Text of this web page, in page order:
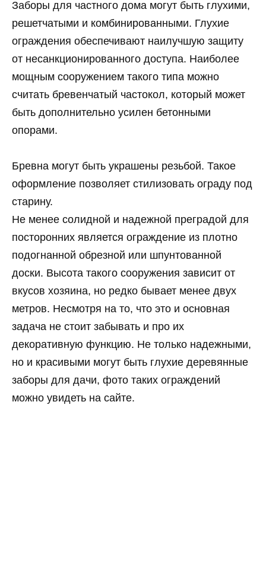
Заборы для частного дома могут быть глухими,
решетчатыми и комбинированными. Глухие
ограждения обеспечивают наилучшую защиту
от несанкционированного доступа. Наиболее
мощным сооружением такого типа можно
считать бревенчатый частокол, который может
быть дополнительно усилен бетонными
опорами.
Бревна могут быть украшены резьбой. Такое
оформление позволяет стилизовать ограду под
старину.
Не менее солидной и надежной преградой для
посторонних является ограждение из плотно
подогнанной обрезной или шпунтованной
доски. Высота такого сооружения зависит от
вкусов хозяина, но редко бывает менее двух
метров. Несмотря на то, что это и основная
задача не стоит забывать и про их
декоративную функцию. Не только надежными,
но и красивыми могут быть глухие деревянные
заборы для дачи, фото таких ограждений
можно увидеть на сайте.